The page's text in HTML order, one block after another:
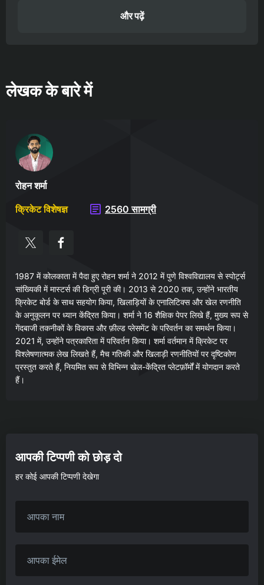
और पढ़ें
लेखक के बारे में
रोहन शर्मा
क्रिकेट विशेषज्ञ
2560 सामग्री
1987 में कोलकाता में पैदा हुए रोहन शर्मा ने 2012 में पुणे विश्वविद्यालय से स्पोर्ट्स
सांख्यिकी में मास्टर्स की डिग्री पूरी की। 2013 से 2020 तक, उन्होंने भारतीय
क्रिकेट बोर्ड के साथ सहयोग किया, खिलाड़ियों के एनालिटिक्स और खेल रणनीति
के अनुकूलन पर ध्यान केंद्रित किया। शर्मा ने 16 शैक्षिक पेपर लिखे हैं, मुख्य रूप से
गेंदबाजी तकनीकों के विकास और फ़ील्ड प्लेसमेंट के परिवर्तन का समर्थन किया।
2021 में, उन्होंने पत्रकारिता में परिवर्तन किया। शर्मा वर्तमान में क्रिकेट पर
विश्लेषणात्मक लेख लिखते हैं, मैच गतिकी और खिलाड़ी रणनीतियों पर दृष्टिकोण
प्रस्तुत करते हैं, नियमित रूप से विभिन्न खेल-केंद्रित प्लेटफ़ॉर्मों में योगदान करते
हैं।
आपकी टिप्पणी को छोड़ दो
हर कोई आपकी टिप्पणी देखेगा